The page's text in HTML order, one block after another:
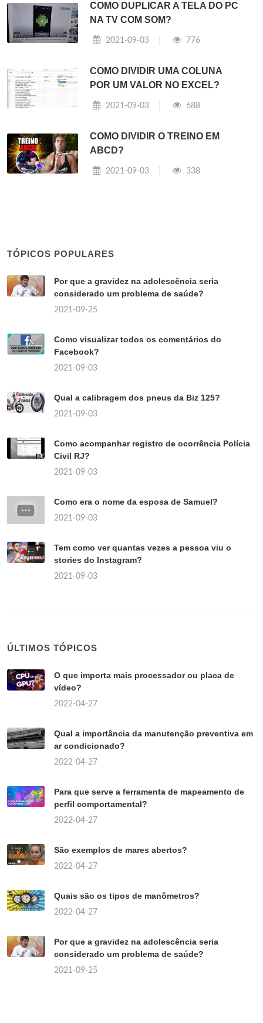
COMO DUPLICAR A TELA DO PC
NA TV COM SOM?
2021-09-03 776
COMO DIVIDIR UMA COLUNA
POR UM VALOR NO EXCEL?
2021-09-03 688
COMO DIVIDIR O TREINO EM
ABCD?
2021-09-03 338
TÓPICOS POPULARES
Por que a gravidez na adolescência seria
considerado um problema de saúde?
2021-09-25
Como visualizar todos os comentários do
Facebook?
2021-09-03
Qual a calibragem dos pneus da Biz 125?
2021-09-03
Como acompanhar registro de ocorrência Polícia
Civil RJ?
2021-09-03
Como era o nome da esposa de Samuel?
2021-09-03
Tem como ver quantas vezes a pessoa viu o
stories do Instagram?
2021-09-03
ÚLTIMOS TÓPICOS
O que importa mais processador ou placa de
vídeo?
2022-04-27
Qual a importância da manutenção preventiva em
ar condicionado?
2022-04-27
Para que serve a ferramenta de mapeamento de
perfil comportamental?
2022-04-27
São exemplos de mares abertos?
2022-04-27
Quais são os tipos de manômetros?
2022-04-27
Por que a gravidez na adolescência seria
considerado um problema de saúde?
2021-09-25